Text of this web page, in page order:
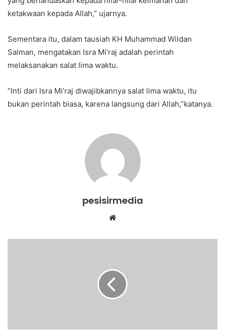
ketakwaan kepada Allah,” ujarnya.
Sementara itu, dalam tausiah KH Muhammad Wildan
Salman, mengatakan Isra Mi’raj adalah perintah
melaksanakan salat lima waktu.
“Inti dari Isra Mi’raj diwajibkannya salat lima waktu, itu
bukan perintah biasa, karena langsung dari Allah,”katanya.
pesisirmedia
Website